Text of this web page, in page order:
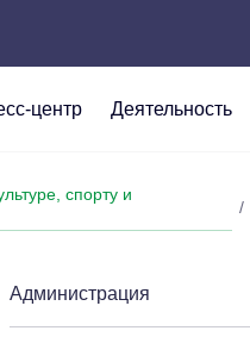
центр Деятельность
Анжеро-
спорту и
/
Администрация